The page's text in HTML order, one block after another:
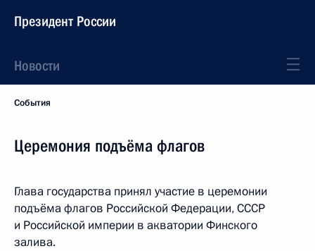
Президент России
Новости
События
Церемония подъёма флагов
Глава государства принял участие в церемонии
подъёма флагов Российской Федерации, СССР
и Российской империи в акватории Финского
залива.